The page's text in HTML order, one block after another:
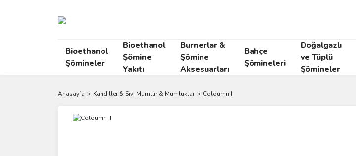
Bioethanol
Şömineler
Bioethanol
Şömine
Yakıtı
Burnerlar &
Şömine
Aksesuarları
Bahçe
Şömineleri
Doğalgazlı
ve Tüplü
Şömineler
Anasayfa Kandiller & Sıvı Mumlar & Mumluklar Coloumn II